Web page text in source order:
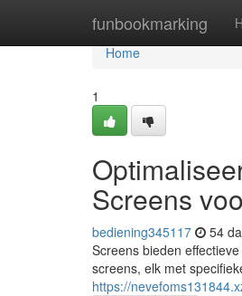
funbookmarking
Home
Home
1
Screens
bediening345117 54
Screens bieden
screens, elk met
https://